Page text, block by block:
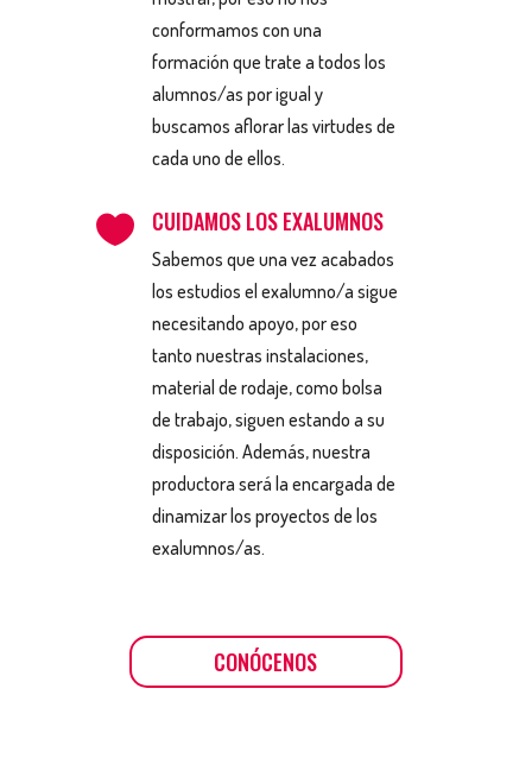
conformamos con una
formación que trate a todos los
alumnos/as por igual y
buscamos aflorar las virtudes de
cada uno de ellos.
 CUIDAMOS LOS EXALUMNOS
Sabemos que una vez acabados
los estudios el exalumno/a sigue
necesitando apoyo, por eso
tanto nuestras instalaciones,
material de rodaje, como bolsa
de trabajo, siguen estando a su
disposición. Además, nuestra
productora será la encargada de
dinamizar los proyectos de los
exalumnos/as.
CONÓCENOS